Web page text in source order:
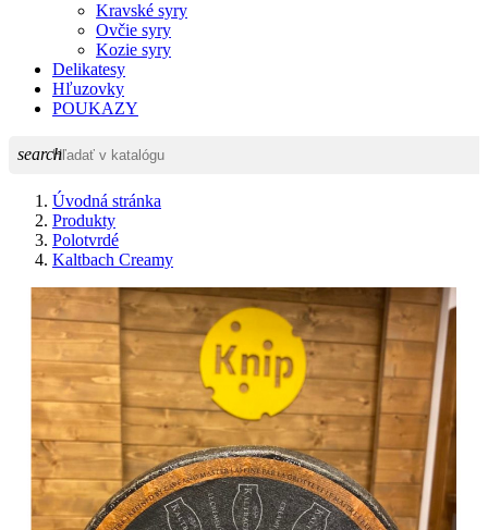
Kravské syry
Ovčie syry
Kozie syry
Delikatesy
Hľuzovky
POUKAZY
search
Úvodná stránka
Produkty
Polotvrdé
Kaltbach Creamy